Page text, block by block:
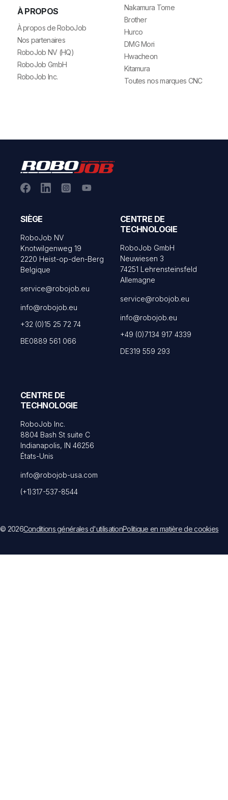
À PROPOS
À propos de RoboJob
Nos partenaires
RoboJob NV (HQ)
RoboJob GmbH
RoboJob Inc.
Nakamura Tome
Brother
Hurco
DMG Mori
Hwacheon
Kitamura
Toutes nos marques CNC
SIÈGE
RoboJob NV
Knotwilgenweg 19
2220 Heist-op-den-Berg
Belgique
service@robojob.eu
info@robojob.eu
+32 (0)15 25 72 74
BE0889 561 066
CENTRE DE
TECHNOLOGIE
RoboJob GmbH
Neuwiesen 3
74251 Lehrensteinsfeld
Allemagne
service@robojob.eu
info@robojob.eu
+49 (0)7134 917 4339
DE319 559 293
CENTRE DE
TECHNOLOGIE
RoboJob Inc.
8804 Bash St suite C
Indianapolis, IN 46256
États-Unis
info@robojob-usa.com
(+1)317-537-8544
© 2026Conditions générales d'utilisationPolitique en matière de cookies